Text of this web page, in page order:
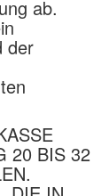
ab.
der
20 BIS 32